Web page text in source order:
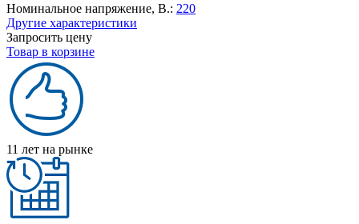
Номинальное напряжение, В.: 220
Другие характеристики
Запросить цену
Товар в корзине
11 лет на рынке